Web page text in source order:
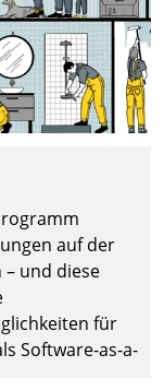
auf der
– und diese
für
Software-as-a-